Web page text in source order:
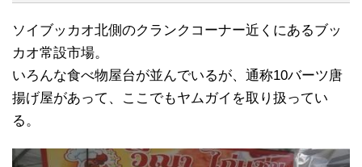
ソイブッカオ北側のクランクコーナー近くにあるブッ
カオ常設市場。
いろんな食べ物屋台が並んでいるが、通称10バーツ唐
揚げ屋があって、ここでもヤムガイを取り扱ってい
る。